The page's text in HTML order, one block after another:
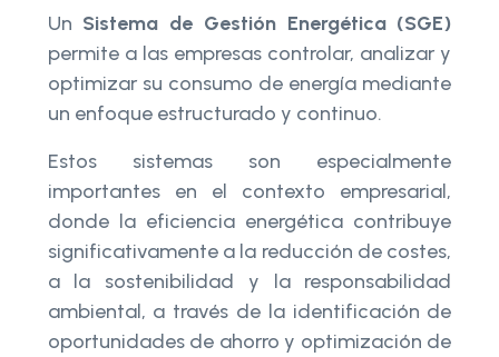
Un Sistema de Gestión Energética (SGE)
permite a las empresas controlar, analizar y
optimizar su consumo de energía mediante
un enfoque estructurado y continuo.
Estos sistemas son especialmente
importantes en el contexto empresarial,
donde la eficiencia energética contribuye
significativamente a la reducción de costes,
a la sostenibilidad y la responsabilidad
ambiental, a través de la identificación de
oportunidades de ahorro y optimización de